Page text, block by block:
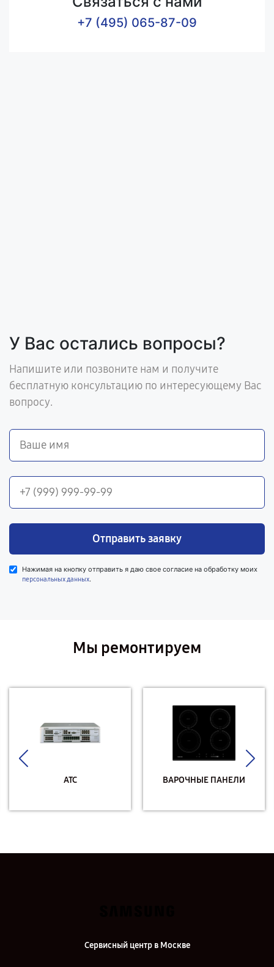
+7 (495) 065-87-09
У Вас остались вопросы?
Напишите или позвоните нам и получите
бесплатную консультацию по интересующему Вас
вопросу.
Отправить заявку
Нажимая на кнопку отправить я даю свое согласие на обработку моих
персональных данных.
Мы ремонтируем
АТС ВАРОЧНЫЕ ПАНЕЛИ
Сервисный центр в Москве